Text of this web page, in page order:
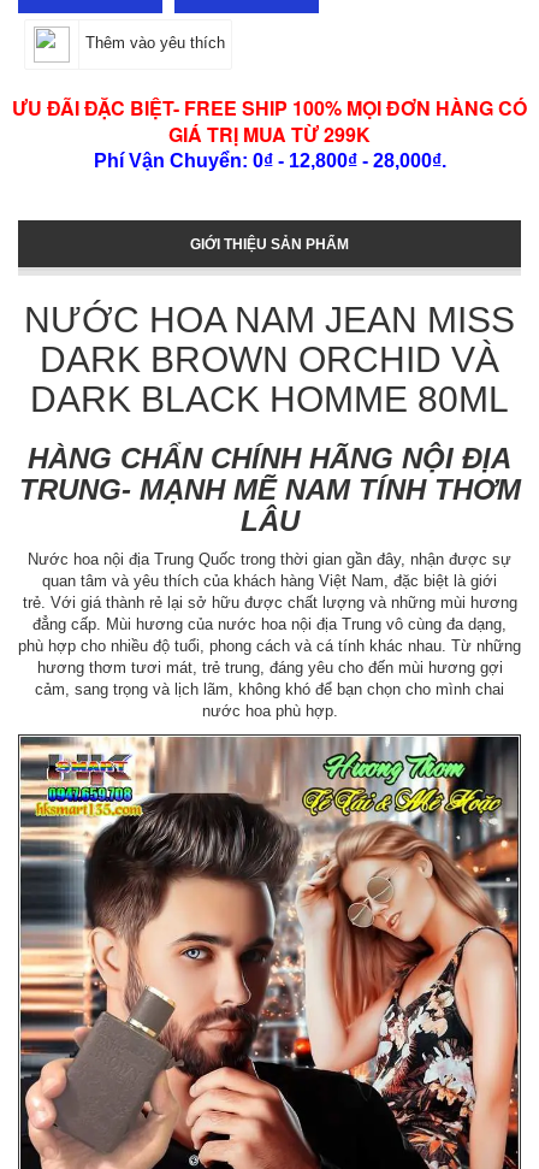
Thêm vào yêu thích
ƯU ĐÃI ĐẶC BIỆT- FREE SHIP 100% MỌI ĐƠN HÀNG CÓ
GIÁ TRỊ MUA TỪ 299K
Phí Vận Chuyển: 0₫ - 12,800₫ - 28,000₫.
GIỚI THIỆU SẢN PHẨM
NƯỚC HOA NAM JEAN MISS
DARK BROWN ORCHID VÀ
DARK BLACK HOMME 80ML
HÀNG CHẨN CHÍNH HÃNG NỘI ĐỊA
TRUNG- MẠNH MẼ NAM TÍNH THƠM
LÂU
Nước hoa nội địa Trung Quốc trong thời gian gần đây, nhận được sự
quan tâm và yêu thích của khách hàng Việt Nam, đặc biệt là giới
trẻ. Với giá thành rẻ lại sở hữu được chất lượng và những mùi hương
đẳng cấp. Mùi hương của nước hoa nội địa Trung vô cùng đa dạng,
phù hợp cho nhiều độ tuổi, phong cách và cá tính khác nhau. Từ những
hương thơm tươi mát, trẻ trung, đáng yêu cho đến mùi hương gợi
cảm, sang trọng và lịch lãm, không khó để bạn chọn cho mình chai
nước hoa phù hợp.